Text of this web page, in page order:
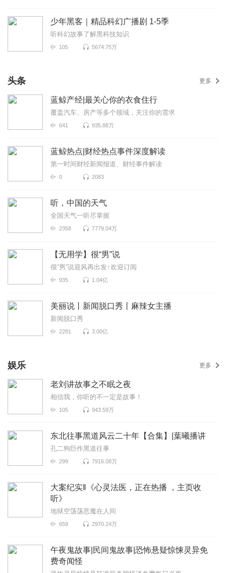
少年黑客｜精品科幻广播剧 1-5季
听科幻故事了解黑科技知识
105 5674.75万
头条 更多
蓝鲸产经|最关心你的衣食住行
覆盖汽车、房产等多个领域，关注你的需求
641 935.88万
蓝鲸热点|财经热点事件深度解读
第一时间财经新闻报道、财经事件解读
0 2083
听，中国的天气
全国天气一听尽掌握
2358 7779.04万
【无用学】很“男”说
很“男”说迎风再出发↑欢迎订阅
935 1.04亿
美丽说丨新闻脱口秀丨麻辣女主播
新闻脱口秀
2281 3.00亿
娱乐 更多
老刘讲故事之不眠之夜
相信我，你听的不一定是故事！
105 943.59万
东北往事黑道风云二十年【合集】|葉曦播讲
孔二狗巨作黑道往事
299 7916.08万
大案纪实‖《心灵法医，正在热播 ，主页收
听》
地狱空荡荡恶魔在人间
659 2970.24万
午夜鬼故事|民间鬼故事|恐怖悬疑惊悚灵异免
费奇闻怪